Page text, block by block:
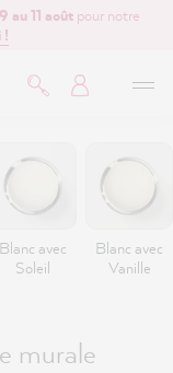
au 11 aoûtpour notre
!
Blanc avec
Soleil
Blanc avec
Vanille
murale